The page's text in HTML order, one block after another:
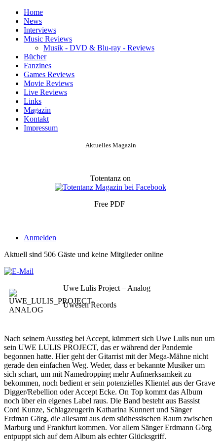
Home
News
Interviews
Music Reviews
Musik - DVD & Blu-ray - Reviews
Bücher
Fanzines
Games Reviews
Movie Reviews
Live Reviews
Links
Magazin
Kontakt
Impressum
Aktuelles Magazin
Totentanz on
Free PDF
Anmelden
Aktuell sind 506 Gäste und keine Mitglieder online
Uwe Lulis Project – Analog
Uwesen Records
Nach seinem Ausstieg bei Accept, kümmert sich Uwe Lulis nun um
sein UWE LULIS PROJECT, das er während der Pandemie
begonnen hatte. Hier geht der Gitarrist mit der Mega-Mähne nicht
gerade den einfachen Weg. Weder, dass er bekannte Musiker um
sich schart, um mit Namedropping mehr Aufmerksamkeit zu
bekommen, noch bedient er sein potenzielles Klientel aus der Grave
Digger/Rebellion oder Accept Ecke. On Top kommt das Album
noch über ein eigenes Label raus. Die Band besteht aus Bassist
Cord Kunze, Schlagzeugerin Katharina Kunnert und Sänger
Erdman Görg, die allesamt aus dem südhessischen Raum zwischen
Marburg und Frankfurt kommen. Vor allem Sänger Erdmann Görg
entpuppt sich auf dem Album als echter Glücksgriff.